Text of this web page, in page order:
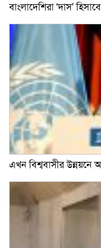
বাংলাদেশিরা ‘দাস’
এখন বিশ্ববাসীর উন্নয়নে